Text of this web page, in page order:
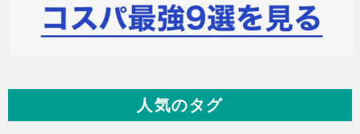
人気のタグ